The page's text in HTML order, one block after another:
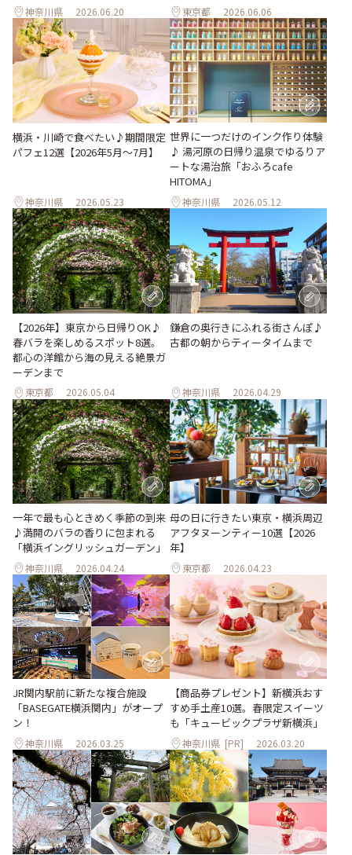
神奈川県 2026.06.20 東京都 2026.06.06
横浜・川崎で食べたい♪期間限定
パフェ12選【2026年5月～7月】
神奈川県 2026.05.23
世界に一つだけのインク作り体験
♪ 湯河原の日帰り温泉でゆるりア
ートな湯治旅「おふろcafe
HITOMA」
神奈川県 2026.05.12
【2026年】東京から日帰りOK♪
春バラを楽しめるスポット8選。
都心の洋館から海の見える絶景ガ
ーデンまで
東京都 2026.05.04
鎌倉の奥行きにふれる街さんぽ♪
古都の朝からティータイムまで
神奈川県 2026.04.29
一年で最も心ときめく季節の到来
♪満開のバラの香りに包まれる
「横浜イングリッシュガーデン」
神奈川県 2026.04.24
母の日に行きたい東京・横浜周辺
アフタヌーンティー10選【2026
年】
東京都 2026.04.23
JR関内駅前に新たな複合施設
「BASEGATE横浜関内」がオープ
ン！
神奈川県 2026.03.25
【商品券プレゼント】新横浜おす
すめ手土産10選。春限定スイーツ
も「キュービックプラザ新横浜」
神奈川県 [PR] 2026.03.20